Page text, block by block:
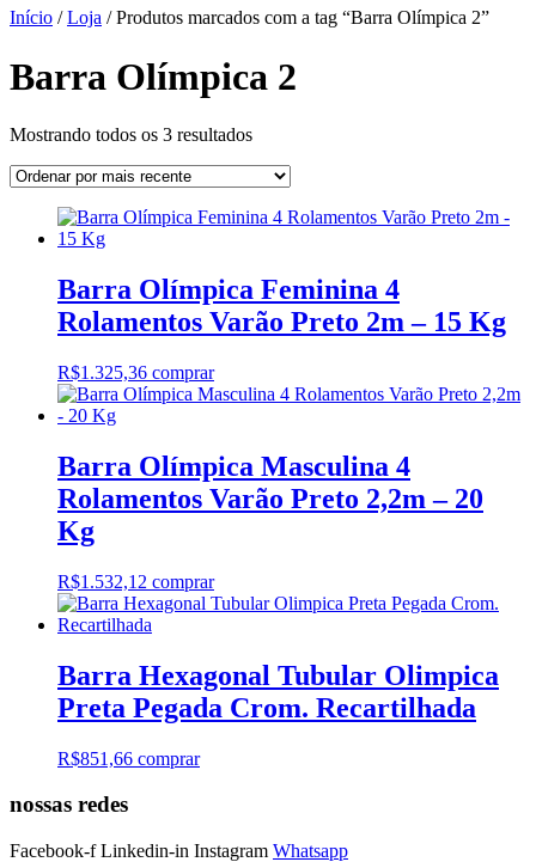
Início /Loja / Produtos marcados com a tag “Barra Olímpica 2”
Barra Olímpica 2
Mostrando todos os 3 resultadosClassificado
mais
Barra Olímpica Feminina 4
Rolamentos Varão Preto 2m – 15 Kg
R$1.325,36 comprar
Barra Olímpica Masculina 4
Rolamentos Varão Preto 2,2m – 20
Kg
R$1.532,12 comprar
Barra Hexagonal Tubular Olimpica
Preta Pegada Crom. Recartilhada
R$851,66 comprar
nossas redes
Facebook-f Linkedin-in Instagram Whatsapp